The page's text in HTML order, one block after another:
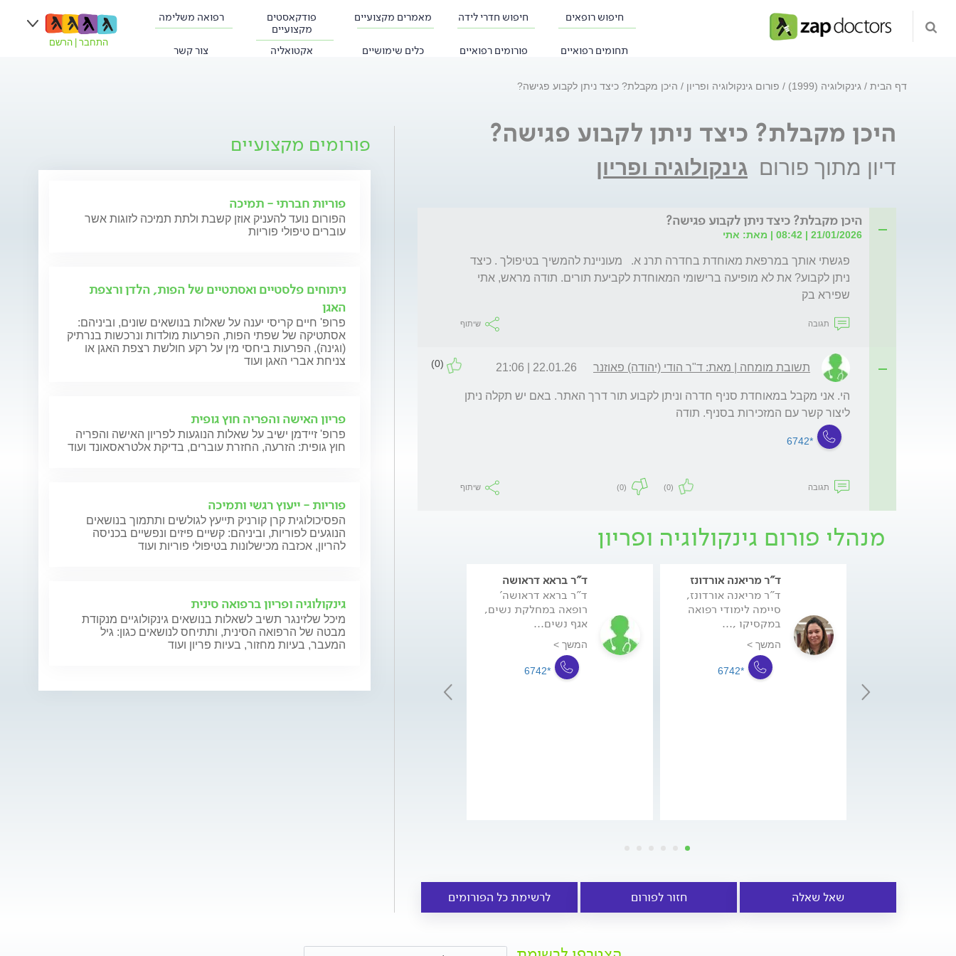
חיפוש רופאים חיפוש חדרי לידה מאמרים מקצועיים
פודקאסטים
מקצועיים
רפואה משלימה
תחומים רפואיים פורומים רפואיים כלים שימושיים אקטואליה צור קשר
התחבר הרשם
דף הבית גינקולוגיה (1999) פורום גינקולוגיה ופריון היכן מקבלת? כיצד ניתן לקבוע פגישה?
היכן מקבלת? כיצד ניתן לקבוע פגישה?
דיון מתוך פורום גינקולוגיה ופריון
היכן מקבלת? כיצד ניתן לקבוע פגישה?
21/01/2026 | 08:42 | מאת: אתי
שפירא בק
תגובה שיתוף
תשובת מומחה | מאת: ד"ר הודי (יהודה) פאוזנר 22.01.26 | 21:06
(0)
ליצור קשר עם המזכירות בסניף. תודה
*6742
תגובה (0)
(0) שיתוף
מנהלי פורום גינקולוגיה ופריון
ד"ר הודי (יהודה)
פאוזנר, סיים לימודי
רפואה בפקולטה
לרפואה של...
<p>ד&quot;ר אמיליה
סיגל, סיימה לימודי
רפואה במוסקבה.
ד"ר בראא דראושה
ד"ר בראא דראושה'
רופאה במחלקת נשים,
אגף נשים...
המשך >
*6742
ד"ר מריאנה אורדונז
ד"ר מריאנה אורדונז,
סיימה לימודי רפואה
במקסיקו ,...
המשך >
*6742
שאל שאלה חזור לפורום לרשימת כל הפורומים
פורומים מקצועיים
פוריות חברתי - תמיכה
הפורום נועד להעניק אוזן קשבת ולתת תמיכה לזוגות אשר
עוברים טיפולי פוריות
ניתוחים פלסטיים ואסתטיים של הפות, הלדן ורצפת
האגן
פרופ' חיים קריסי יענה על שאלות בנושאים שונים, וביניהם:
אסתטיקה של שפתי הפות, הפרעות מולדות ונרכשות בנרתיק
(וגינה), הפרעות ביחסי מין על רקע חולשת רצפת האגן או
צניחת אברי האגן ועוד
פריון האישה והפריה חוץ גופית
פרופ' זיידמן ישיב על שאלות הנוגעות לפריון האישה והפריה
חוץ גופית: הזרעה, החזרת עוברים, בדיקת אלטראסאונד ועוד
פוריות - ייעוץ רגשי ותמיכה
הפסיכולוגית קרן קורניק תייעץ לגולשים ותתמוך בנושאים
הנוגעים לפוריות, וביניהם: קשיים פיזים ונפשיים בכניסה
להריון, אכזבה מכישלונות בטיפולי פוריות ועוד
גינקולוגיה ופריון ברפואה סינית
מיכל שלזינגר תשיב לשאלות בנושאים גינקולוגיים מנקודת
מבטה של הרפואה הסינית, ותתיחס לנושאים כגון: גיל
המעבר, בעיות מחזור, בעיות פריון ועוד